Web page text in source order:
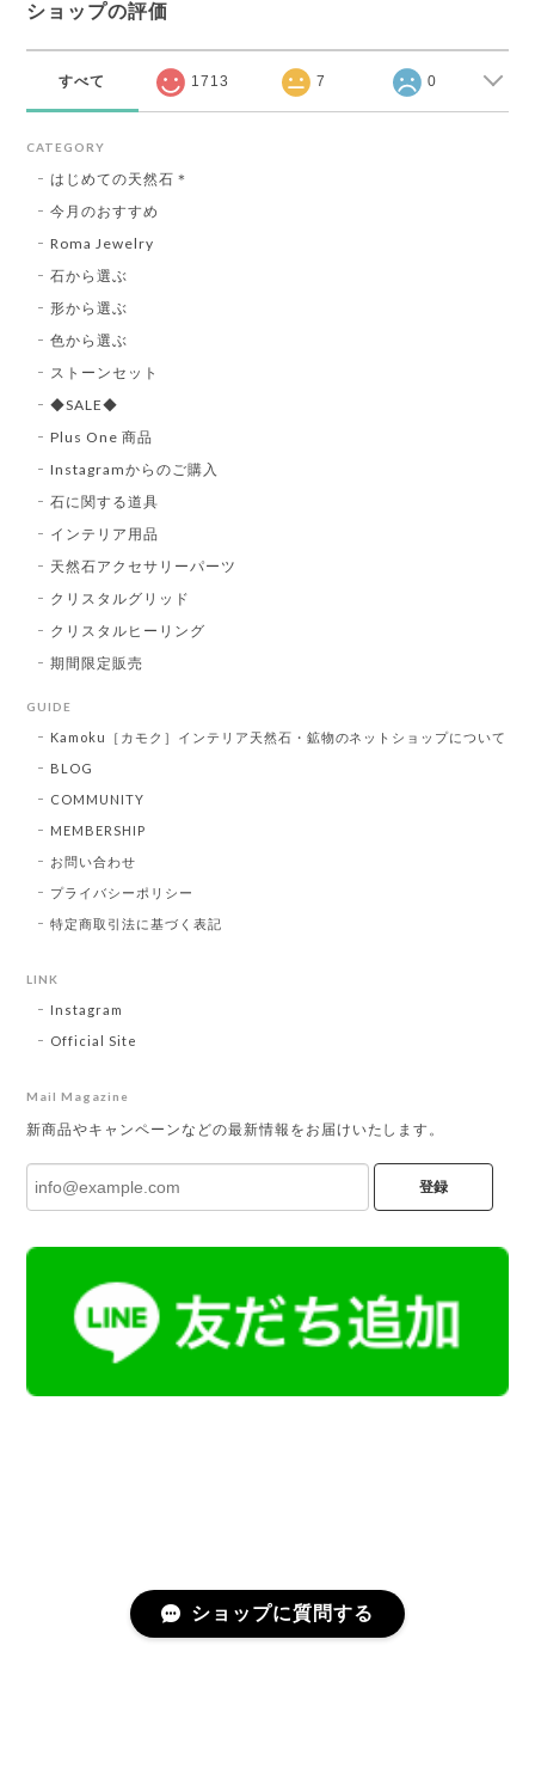
ショップの評価
すべて 1713 7 0
CATEGORY
はじめての天然石＊
今月のおすすめ
Roma Jewelry
石から選ぶ
形から選ぶ
色から選ぶ
ストーンセット
◆SALE◆
Plus One 商品
Instagramからのご購入
石に関する道具
インテリア用品
天然石アクセサリーパーツ
クリスタルグリッド
クリスタルヒーリング
期間限定販売
GUIDE
Kamoku［カモク］インテリア天然石・鉱物のネットショップについて
BLOG
COMMUNITY
MEMBERSHIP
お問い合わせ
プライバシーポリシー
特定商取引法に基づく表記
LINK
Instagram
Official Site
Mail Magazine
新商品やキャンペーンなどの最新情報をお届けいたします。
登録
ショップに質問する